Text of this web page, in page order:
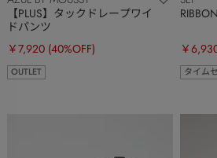
【PLUS】タックドレープワイ
ドパンツ
￥7,920 (40%OFF)
OUTLET
￥
タイム